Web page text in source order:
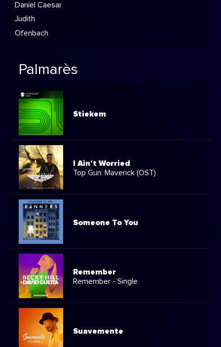
Daniel Caesar
Judith
Ofenbach
Palmarès
Stiekem
I Ain't Worried
Top Gun: Maverick (OST)
Someone To You
Remember
Remember - Single
Suavemente